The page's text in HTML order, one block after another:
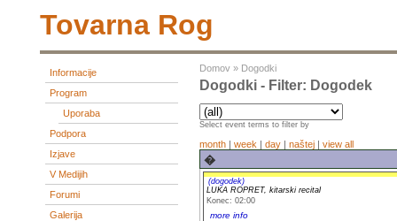
Tovarna Rog
Informacije
Program
Uporaba
Podpora
Izjave
V Medijih
Forumi
Galerija
Domov » Dogodki
Dogodki - Filter: Dogodek
Select event terms to filter by
month | week | day | naštej | view all
�
(dogodek)
LUKA ROPRET, kitarski recital
Konec: 02:00
more info